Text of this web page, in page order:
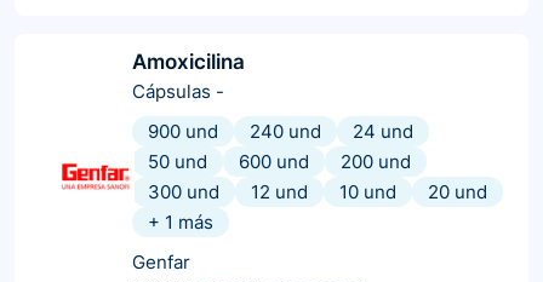
Amoxicilina
Cápsulas -
900 und
240 und
24 und
50 und
600 und
200 und
300 und
12 und 10 und
20 und
+ 1 más
Genfar